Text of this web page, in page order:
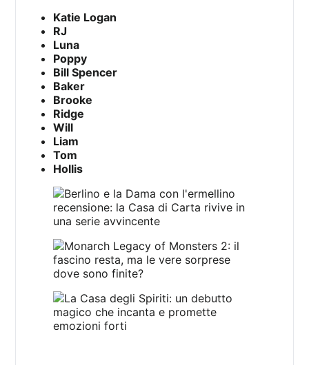
Katie Logan
RJ
Luna
Poppy
Bill Spencer
Baker
Brooke
Ridge
Will
Liam
Tom
Hollis